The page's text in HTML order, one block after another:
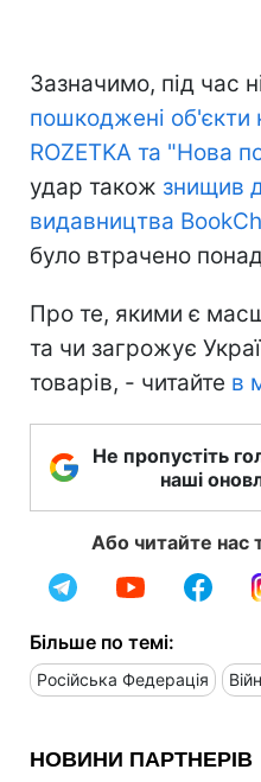
Зазначимо, під час
пошкоджені об'єкти
ROZETKA та "Нова
удар також знищив
видавництва
було втрачено
Про те, якими є
та чи загрожує
товарів, - читайте в
Не пропустіть
наші
Або читайте нас
Більше по темі:
Російська Федерація